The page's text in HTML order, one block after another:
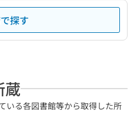
探す
蔵
いる各図書館等から取得した所